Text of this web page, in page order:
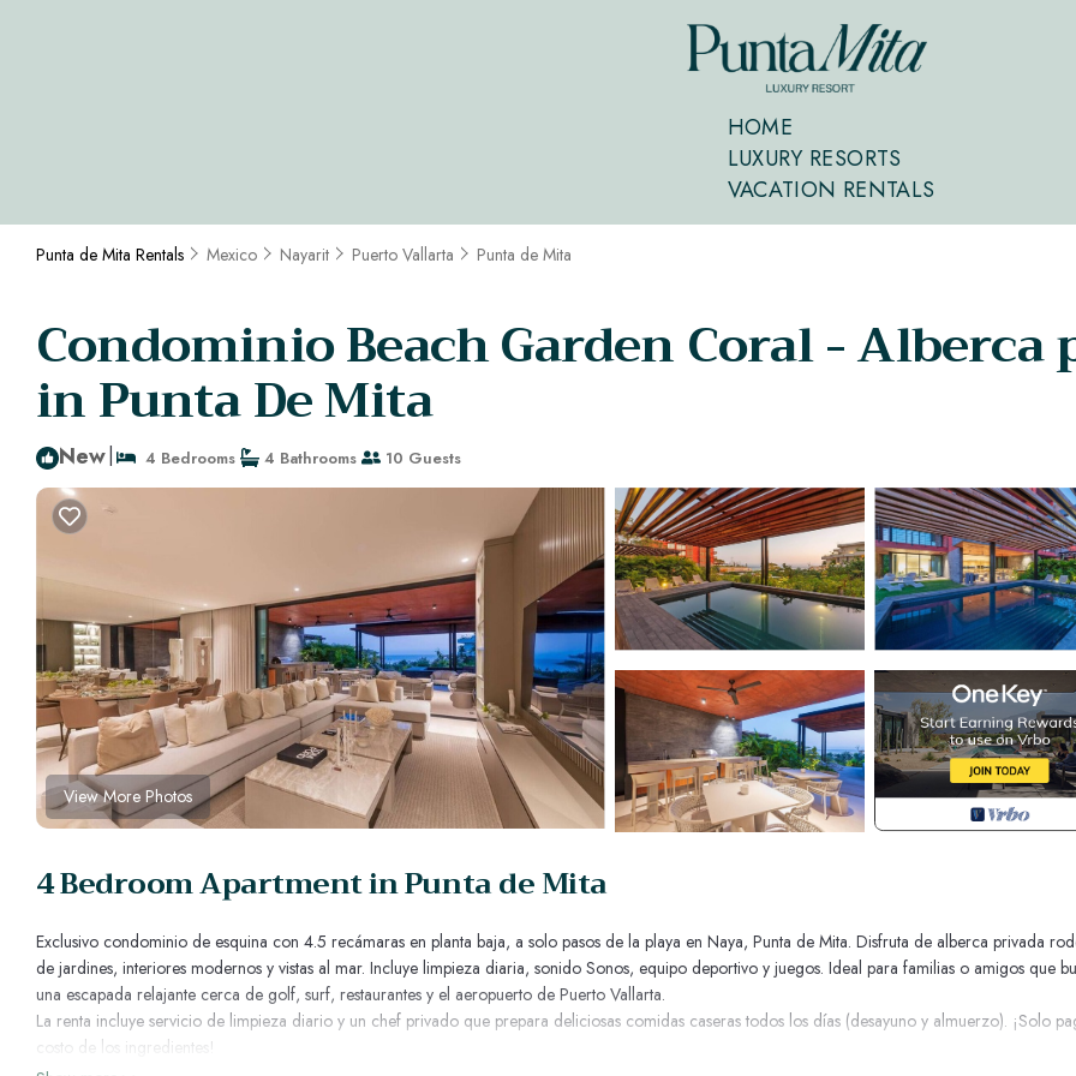
HOME
LUXURY RESORTS
VACATION RENTALS
Punta de Mita Rentals Mexico Nayarit Puerto Vallarta Punta de Mita
Condominio Beach Garden Coral -
in Punta De Mita
New| 4 Bedrooms 4 Bathrooms 10 Guests
View More Photos
4 Bedroom Apartment in Punta de Mita
Exclusivo condominio de esquina con 4.5 recámaras en planta baja, a solo pasos de la playa en Naya, Punta de Mita. Disfruta de alberca privada
de jardines, interiores modernos y vistas al mar. Incluye limpieza diaria, sonido Sonos, equipo deportivo y juegos. Ideal para familias o amigos que
una escapada relajante cerca de golf, surf, restaurantes y el aeropuerto de Puerto Vallarta.
La renta incluye servicio de limpieza diario y un chef privado que prepara deliciosas comidas caseras todos los días (desayuno y almuerzo). ¡Solo
costo de los ingredientes!